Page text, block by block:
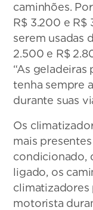
caminhões.
R$ 3.200 e R$
serem usadas
2.500 e R$
“As
tenha sempre
durante suas
Os
mais
condicionado,
ligado, os
motorista